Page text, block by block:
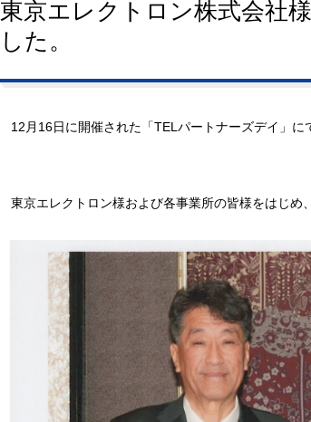
東京エレクトロン株式会社
した。
12月16日に開催された「TELパートナーズデイ」
東京エレクトロン様および各事業所の皆様をはじめ